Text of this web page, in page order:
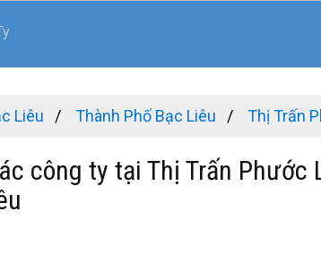
Liêu Thành Phố Bạc Liêu Thị Trấn
công ty tại Thị Trấn Phước